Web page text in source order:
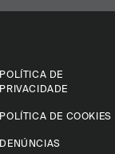
POLÍTICA DE
PRIVACIDADE
POLÍTICA DE COOKIES
DENÚNCIAS